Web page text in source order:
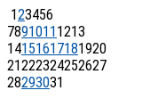
123456
7891011 1213
14151617181920
21222324252627
28293031